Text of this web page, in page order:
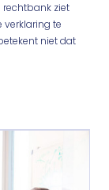
rechtbank ziet
te
niet dat